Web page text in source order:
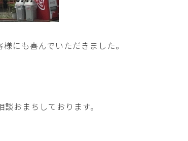
にも喜んでいただきました。
おまちしております。